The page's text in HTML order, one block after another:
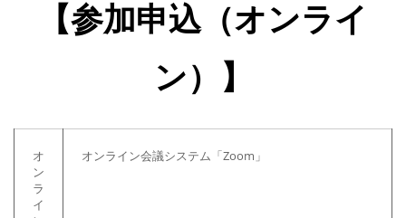
【参加申込（オンライ
ン）】
オ
ン
ラ
イ
オンライン会議システム「Zoom」